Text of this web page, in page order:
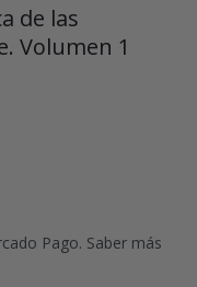
de las
Volumen 1
Pago. Saber más